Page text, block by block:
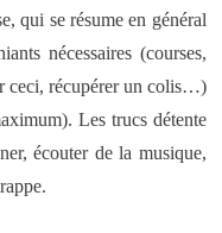
qui se résume en général
nécessaires (courses,
ceci, récupérer un colis…)
Les trucs détente
écouter de la musique,